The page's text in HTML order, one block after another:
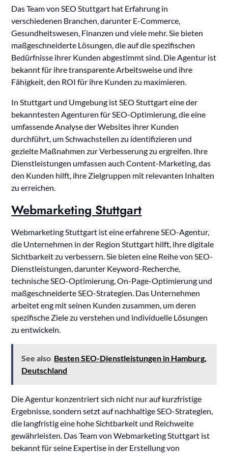
Das Team von SEO Stuttgart hat Erfahrung in
verschiedenen Branchen, darunter E-Commerce,
Gesundheitswesen, Finanzen und viele mehr. Sie bieten
maßgeschneiderte Lösungen, die auf die spezifischen
Bedürfnisse ihrer Kunden abgestimmt sind. Die Agentur ist
bekannt für ihre transparente Arbeitsweise und ihre
Fähigkeit, den ROI für ihre Kunden zu maximieren.
In Stuttgart und Umgebung ist SEO Stuttgart eine der
bekanntesten Agenturen für SEO-Optimierung, die eine
umfassende Analyse der Websites ihrer Kunden
durchführt, um Schwachstellen zu identifizieren und
gezielte Maßnahmen zur Verbesserung zu ergreifen. Ihre
Dienstleistungen umfassen auch Content-Marketing, das
den Kunden hilft, ihre Zielgruppen mit relevanten Inhalten
zu erreichen.
Webmarketing Stuttgart
Webmarketing Stuttgart ist eine erfahrene SEO-Agentur,
die Unternehmen in der Region Stuttgart hilft, ihre digitale
Sichtbarkeit zu verbessern. Sie bieten eine Reihe von SEO-
Dienstleistungen, darunter Keyword-Recherche,
technische SEO-Optimierung, On-Page-Optimierung und
maßgeschneiderte SEO-Strategien. Das Unternehmen
arbeitet eng mit seinen Kunden zusammen, um deren
spezifische Ziele zu verstehen und individuelle Lösungen
zu entwickeln.
See also Besten SEO-Dienstleistungen in Hamburg,
Deutschland
Die Agentur konzentriert sich nicht nur auf kurzfristige
Ergebnisse, sondern setzt auf nachhaltige SEO-Strategien,
die langfristig eine hohe Sichtbarkeit und Reichweite
gewährleisten. Das Team von Webmarketing Stuttgart ist
bekannt für seine Expertise in der Erstellung von